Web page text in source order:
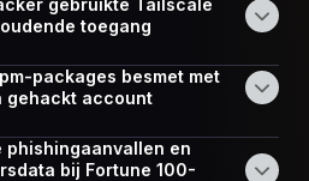
toegang
packages besmet met
gehackt account
phishingaanvallen en
bij Fortune 100-